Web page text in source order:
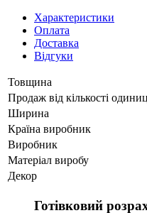
Характеристики
Оплата
Доставка
Відгуки
Товщина
Продаж від кількості
Ширина
Країна виробник
Виробник
Матеріал виробу
Декор
Готівковий